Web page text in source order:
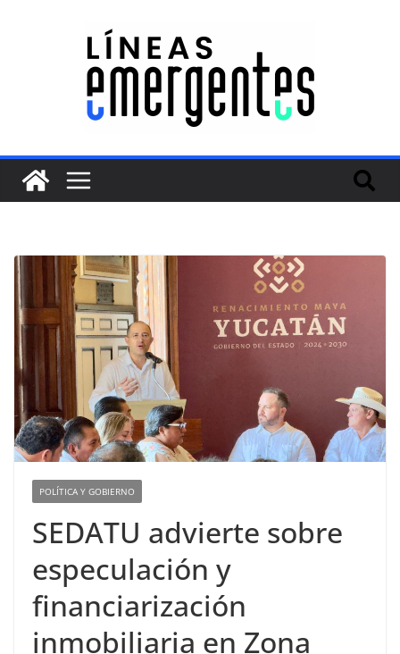
POLÍTICA Y GOBIERNO
SEDATU advierte sobre
especulación y
financiarización
inmobiliaria en Zona